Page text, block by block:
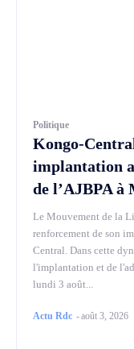
Politique
Kongo-
implantation
de l’AJBPA à
Le Mouvement de la
renforcement de son
Central. Dans cette
l'implantation et de
lundi 3 août...
Actu Rdc -août 3, 2026